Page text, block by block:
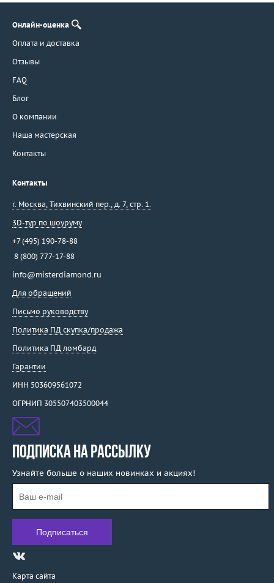
Онлайн-оценка
Оплата и доставка
Отзывы
FAQ
Блог
О компании
Наша мастерская
Контакты
Контакты
г. Москва, Тихвинский пер., д. 7, стр. 1.
3D-тур по шоуруму
+7 (495) 190-78-88
8 (800) 777-17-88
info@misterdiamond.ru
Для обращений
Письмо руководству
Политика ПД скупка/продажа
Политика ПД ломбард
Гарантии
ИНН 503609561072
ОГРНИП 305507403500044
ПОДПИСКА НА РАССЫЛКУ
Узнайте больше о наших новинках и акциях!
Карта сайта